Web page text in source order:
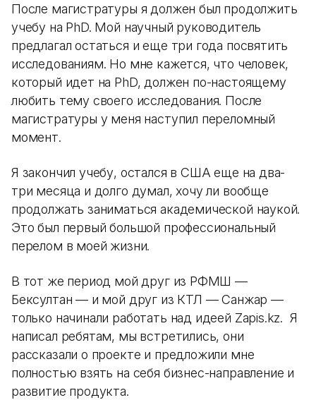
После магистратуры я должен был продолжить
учебу на PhD. Мой научный руководитель
предлагал остаться и еще три года посвятить
исследованиям. Но мне кажется, что человек,
который идет на PhD, должен по-настоящему
любить тему своего исследования. После
магистратуры у меня наступил переломный
момент.
Я закончил учебу, остался в США еще на два-
три месяца и долго думал, хочу ли вообще
продолжать заниматься академической наукой.
Это был первый большой профессиональный
перелом в моей жизни.
В тот же период мой друг из РФМШ —
Бексултан — и мой друг из КТЛ — Санжар —
только начинали работать над идеей Zapis.kz. Я
написал ребятам, мы встретились, они
рассказали о проекте и предложили мне
полностью взять на себя бизнес-направление и
развитие продукта.